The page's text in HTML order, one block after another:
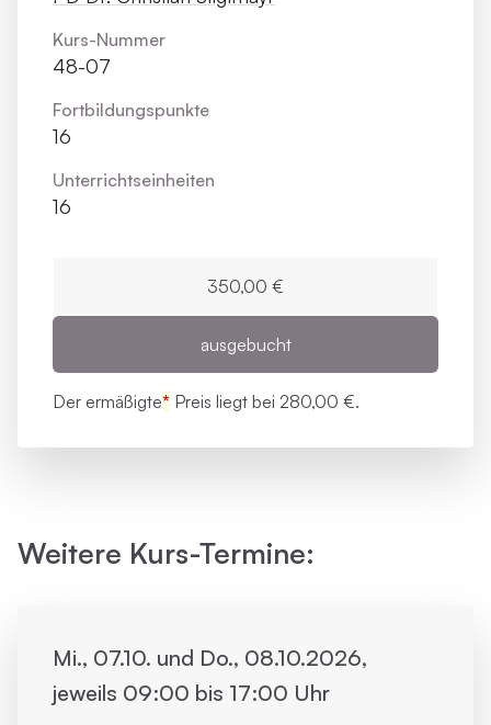
Kurs-Nummer
48-07
Fortbildungs­punkte
16
Unterrichts­einheiten
16
350,00 €
ausgebucht
Der ermäßigte* Preis liegt bei 280,00 €.
Weitere Kurs-Termine:
Mi., 07.10. und Do., 08.10.2026,
jeweils 09:00 bis 17:00 Uhr